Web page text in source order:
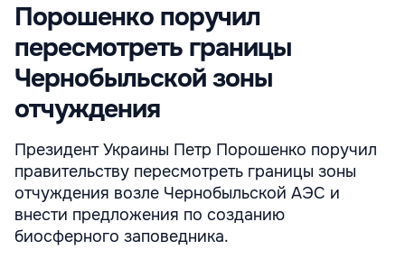
Порошенко поручил
пересмотреть границы
Чернобыльской зоны
отчуждения
Президент Украины Петр Порошенко поручил
правительству пересмотреть границы зоны
отчуждения возле Чернобыльской АЭС и
внести предложения по созданию
биосферного заповедника.